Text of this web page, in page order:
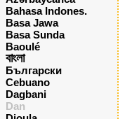
Bahasa Indones.
Basa Jawa
Basa Sunda
Baoulé
বাংলা
Български
Cebuano
Dagbani
Dan